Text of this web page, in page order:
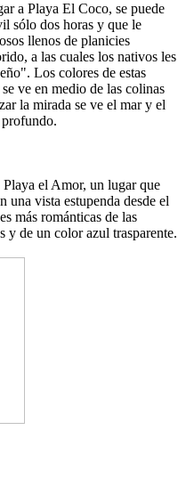
a Playa El Coco, se puede
sólo dos horas y que le
llenos de planicies
a las cuales los nativos les
Los colores de estas
ve en medio de las colinas
la mirada se ve el mar y el
el Amor, un lugar que
una vista estupenda desde el
más románticas de las
y de un color azul trasparente.